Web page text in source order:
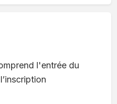
l'entrée du